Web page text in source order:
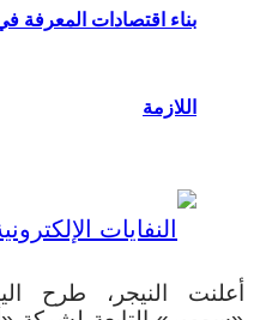
بناء اقتصادات المعرفة
اللازمة
أعلنت النيجر، طرح